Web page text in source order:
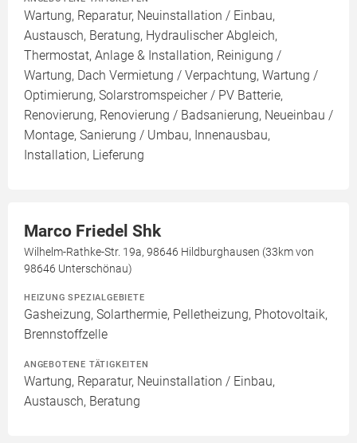
Wartung, Reparatur, Neuinstallation / Einbau,
Austausch, Beratung, Hydraulischer Abgleich,
Thermostat, Anlage & Installation, Reinigung /
Wartung, Dach Vermietung / Verpachtung, Wartung /
Optimierung, Solarstromspeicher / PV Batterie,
Renovierung, Renovierung / Badsanierung, Neueinbau /
Montage, Sanierung / Umbau, Innenausbau,
Installation, Lieferung
Marco Friedel Shk
Wilhelm-Rathke-Str. 19a, 98646 Hildburghausen (33km von
98646 Unterschönau)
HEIZUNG SPEZIALGEBIETE
Gasheizung, Solarthermie, Pelletheizung, Photovoltaik,
Brennstoffzelle
ANGEBOTENE TÄTIGKEITEN
Wartung, Reparatur, Neuinstallation / Einbau,
Austausch, Beratung